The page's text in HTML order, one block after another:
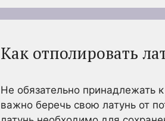
Как отполировать
Не обязательно принадлежать
важно беречь свою латунь от